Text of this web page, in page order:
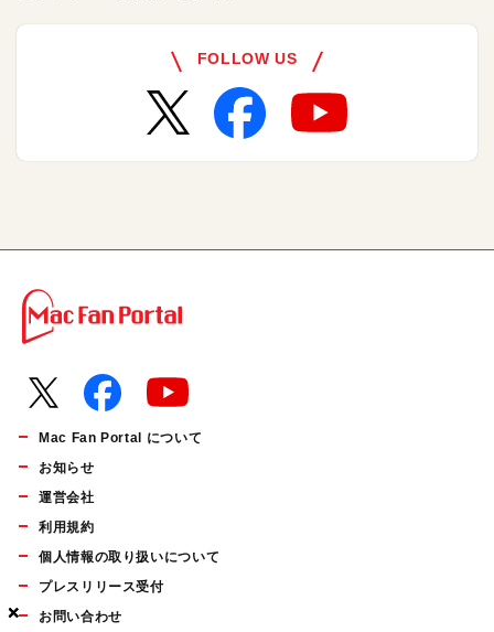
×
×
×
FOLLOW US
Mac Fan Portal について
お知らせ
運営会社
利用規約
個人情報の取り扱いについて
プレスリリース受付
お問い合わせ